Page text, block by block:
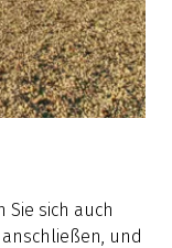
Sie sich auch
und